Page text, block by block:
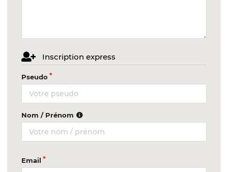
Inscription express
Pseudo
Nom / Prénom
Email